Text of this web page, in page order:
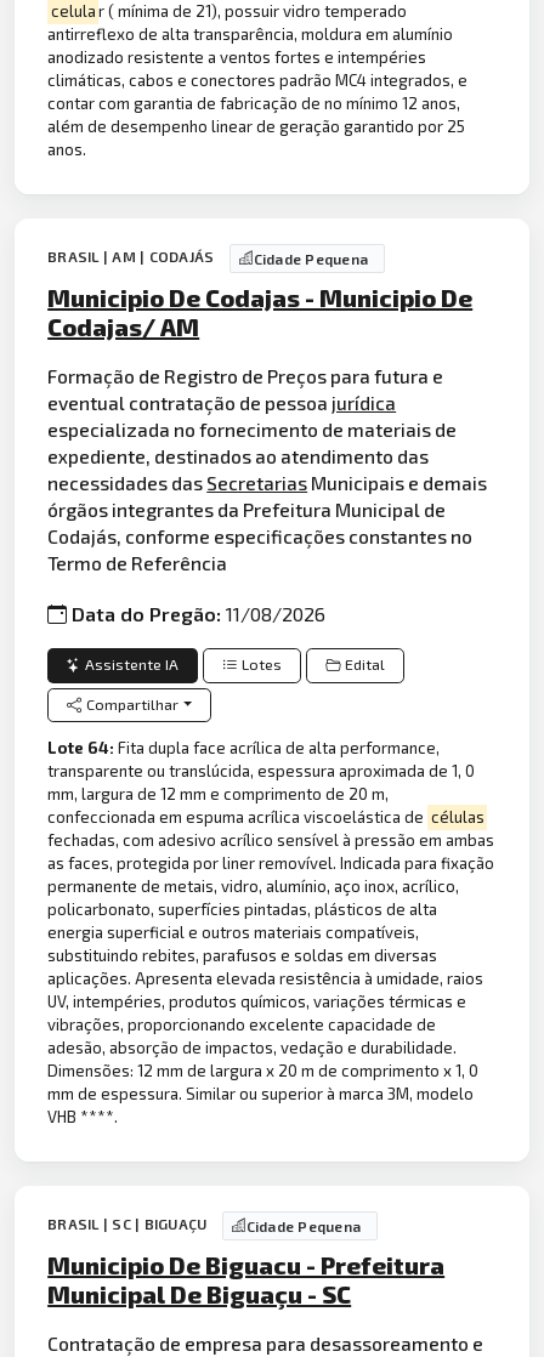
celular ( mínima de 21), possuir vidro temperado
antirreflexo de alta transparência, moldura em alumínio
anodizado resistente a ventos fortes e intempéries
climáticas, cabos e conectores padrão MC4 integrados, e
contar com garantia de fabricação de no mínimo 12 anos,
além de desempenho linear de geração garantido por 25
anos.
BRASIL | AM | CODAJÁS Cidade Pequena
Municipio De Codajas - Municipio De
Codajas/ AM
Formação de Registro de Preços para futura e
eventual contratação de pessoa jurídica
especializada no fornecimento de materiais de
expediente, destinados ao atendimento das
necessidades das Secretarias Municipais e demais
órgãos integrantes da Prefeitura Municipal de
Codajás, conforme especificações constantes no
Termo de Referência
Data do Pregão:11/08/2026
Assistente IA Lotes Edital
Compartilhar
Lote 64:Fita dupla face acrílica de alta performance,
transparente ou translúcida, espessura aproximada de 1, 0
mm, largura de 12 mm e comprimento de 20 m,
confeccionada em espuma acrílica viscoelástica de células
fechadas, com adesivo acrílico sensível à pressão em ambas
as faces, protegida por liner removível. Indicada para fixação
permanente de metais, vidro, alumínio, aço inox, acrílico,
policarbonato, superfícies pintadas, plásticos de alta
energia superficial e outros materiais compatíveis,
substituindo rebites, parafusos e soldas em diversas
aplicações. Apresenta elevada resistência à umidade, raios
UV, intempéries, produtos químicos, variações térmicas e
vibrações, proporcionando excelente capacidade de
adesão, absorção de impactos, vedação e durabilidade.
Dimensões: 12 mm de largura x 20 m de comprimento x 1, 0
mm de espessura. Similar ou superior à marca 3M, modelo
VHB ****.
BRASIL | SC | BIGUAÇU Cidade Pequena
Municipio De Biguacu - Prefeitura
Municipal De Biguaçu - SC
Contratação de empresa para desassoreamento e